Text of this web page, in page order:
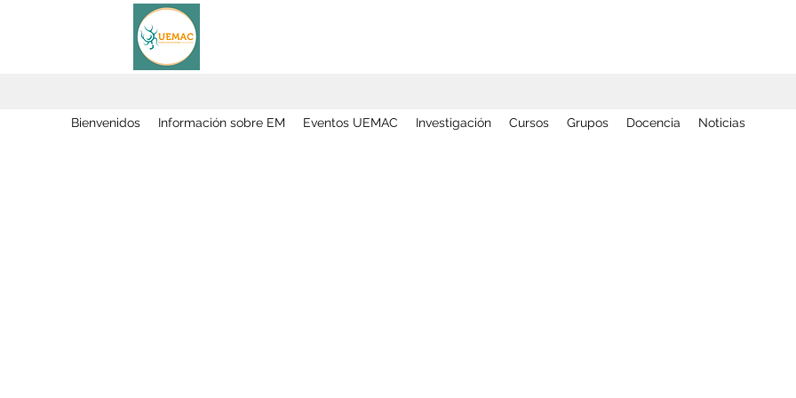
Bienvenidos Información sobre EM Eventos UEMAC Investigación Cursos Grupos Docencia Noticias